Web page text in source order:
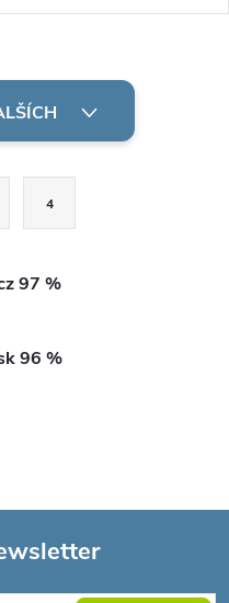
priemernej hmotnosti 2000
4
97 %
96 %